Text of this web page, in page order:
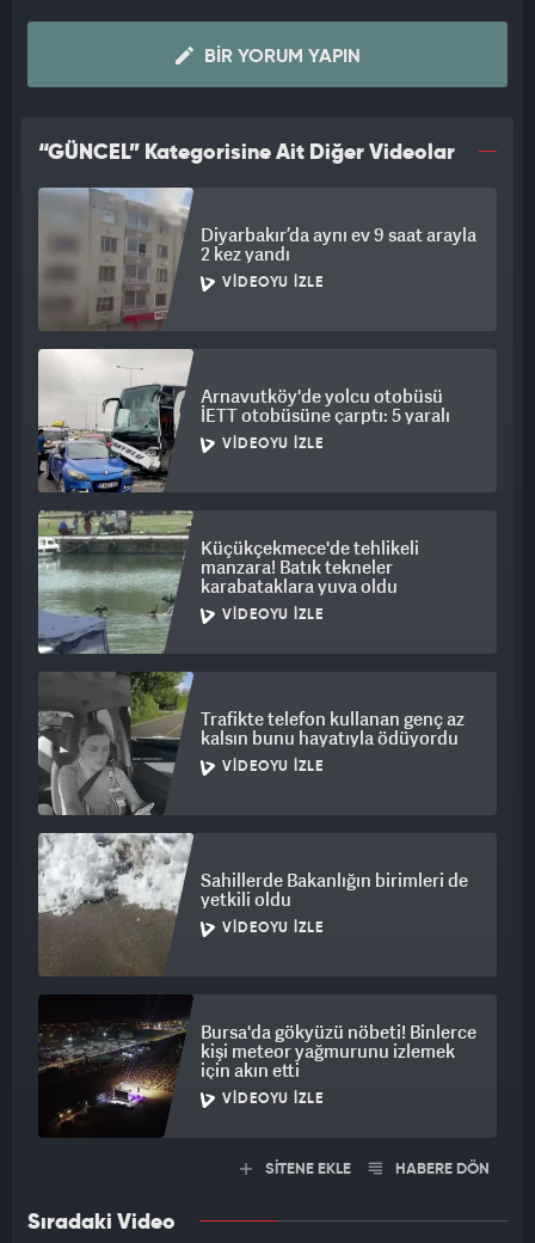
BIR YORUM YAPIN
“GÜNCEL” Kategorisine Ait Diğer Videolar
Diyarbakır’da aynı ev 9 saat arayla
2 kez yandı
VIDEOYU İZLE
Arnavutköy'de yolcu otobüsü
İETT otobüsüne çarptı: 5 yaralı
VIDEOYU İZLE
Küçükçekmece'de tehlikeli
manzara! Batık tekneler
karabataklara yuva oldu
VIDEOYU İZLE
Trafikte telefon kullanan genç az
kalsın bunu hayatıyla ödüyordu
VIDEOYU İZLE
Sahillerde Bakanlığın birimleri de
yetkili oldu
VIDEOYU İZLE
Bursa'da gökyüzü nöbeti! Binlerce
kişi meteor yağmurunu izlemek
için akın etti
VIDEOYU İZLE
SİTENE EKLE HABERE DÖN
Sıradaki Video